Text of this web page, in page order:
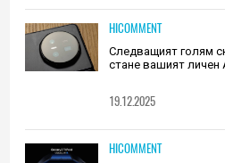
HICOMMENT
Следващият голям
стане вашият личен
19.12.2025
HICOMMENT